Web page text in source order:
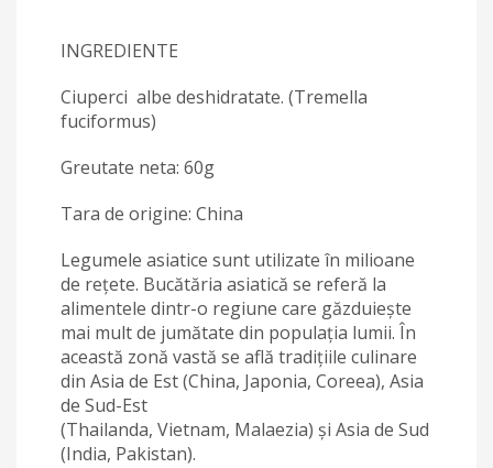
INGREDIENTE
Ciuperci albe deshidratate. (Tremella
fuciformus)
Greutate neta: 60g
Tara de origine: China
Legumele asiatice sunt utilizate în milioane
de rețete. Bucătăria asiatică se referă la
alimentele dintr-o regiune care găzduiește
mai mult de jumătate din populația lumii. În
această zonă vastă se află tradițiile culinare
din Asia de Est (China, Japonia, Coreea), Asia
de Sud-Est
(Thailanda, Vietnam, Malaezia) și Asia de Sud
(India, Pakistan).